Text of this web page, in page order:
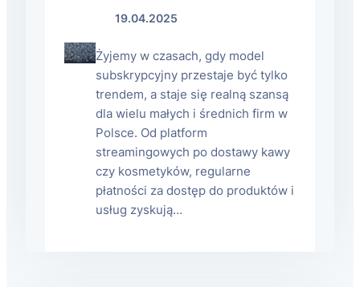
19.04.2025
Żyjemy w czasach, gdy model
subskrypcyjny przestaje być tylko
trendem, a staje się realną szansą
dla wielu małych i średnich firm w
Polsce. Od platform
streamingowych po dostawy kawy
czy kosmetyków, regularne
płatności za dostęp do produktów i
usług zyskują…